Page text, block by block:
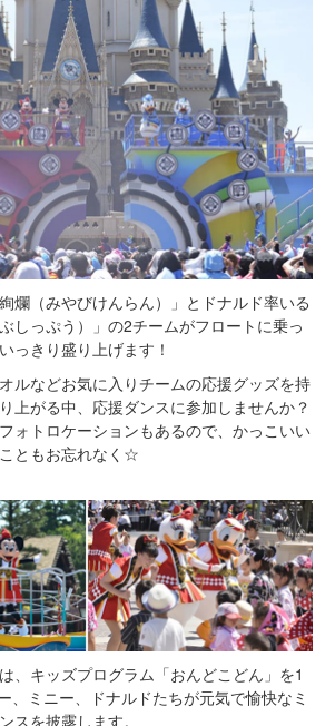
爛（みやびけんらん）」とドナルド率いる
しっぷう）」の2チームがフロートに乗っ
っきり盛り上げます！
ルなどお気に入りチームの応援グッズを持
上がる中、応援ダンスに参加しませんか？
ォトロケーションもあるので、かっこいい
ともお忘れなく☆
、キッズプログラム「おんどこどん」を1
、ミニー、ドナルドたちが元気で愉快なミ
スを披露します。